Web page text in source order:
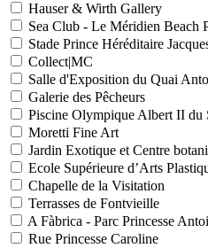
Hauser & Wirth Gallery
Sea Club - Le Méridien Beach
Stade Prince Héréditaire
Collect|MC
Salle d'Exposition du Quai
Galerie des Pêcheurs
Piscine Olympique Albert II du
Moretti Fine Art
Jardin Exotique et Centre
Ecole Supérieure d’Arts
Chapelle de la Visitation
Terrasses de Fontvieille
A Fàbrica - Parc Princesse
Rue Princesse Caroline